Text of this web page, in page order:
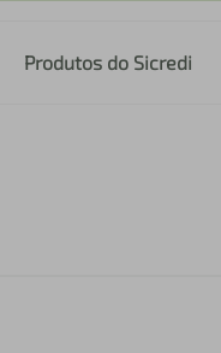
Produtos do Sicredi